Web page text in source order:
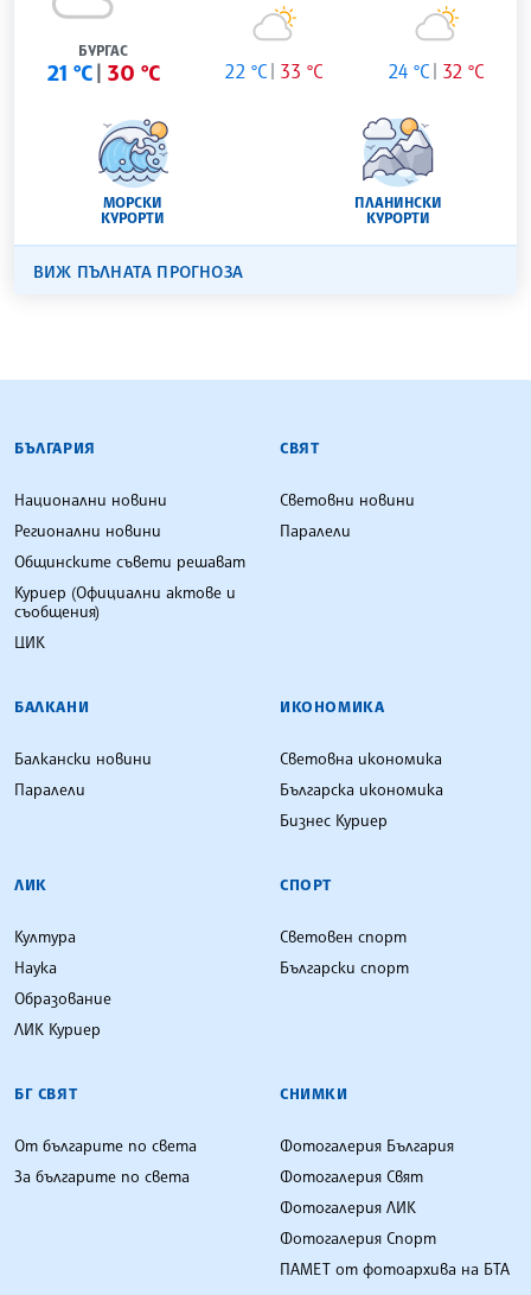
БУРГАС
21 °C 30 °C 22 °C 33 °C 24 °C 32 °C
МОРСКИ
КУРОРТИ
ПЛАНИНСКИ
КУРОРТИ
ВИЖ ПЪЛНАТА ПРОГНОЗА
БЪЛГАРСКА ТЕЛЕГРАФНА АГЕНЦИЯ
БЪЛГАРИЯ
Национални новини
Регионални новини
Общинските съвети решават
Куриер (Официални актове и
съобщения)
ЦИК
СВЯТ
Световни новини
Паралели
БАЛКАНИ
Балкански новини
Паралели
ИКОНОМИКА
Световна икономика
Българска икономика
Бизнес Куриер
ЛИК
Култура
Наука
Образование
ЛИК Куриер
СПОРТ
Световен спорт
Български спорт
БГ СВЯТ
От българите по света
За българите по света
СНИМКИ
Фотогалерия България
Фотогалерия Свят
Фотогалерия ЛИК
Фотогалерия Спорт
ПАМЕТ от фотоархива на БТА